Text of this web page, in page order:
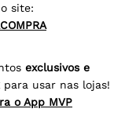
site:
exclusivos e
para usar nas lojas!
o App MVP